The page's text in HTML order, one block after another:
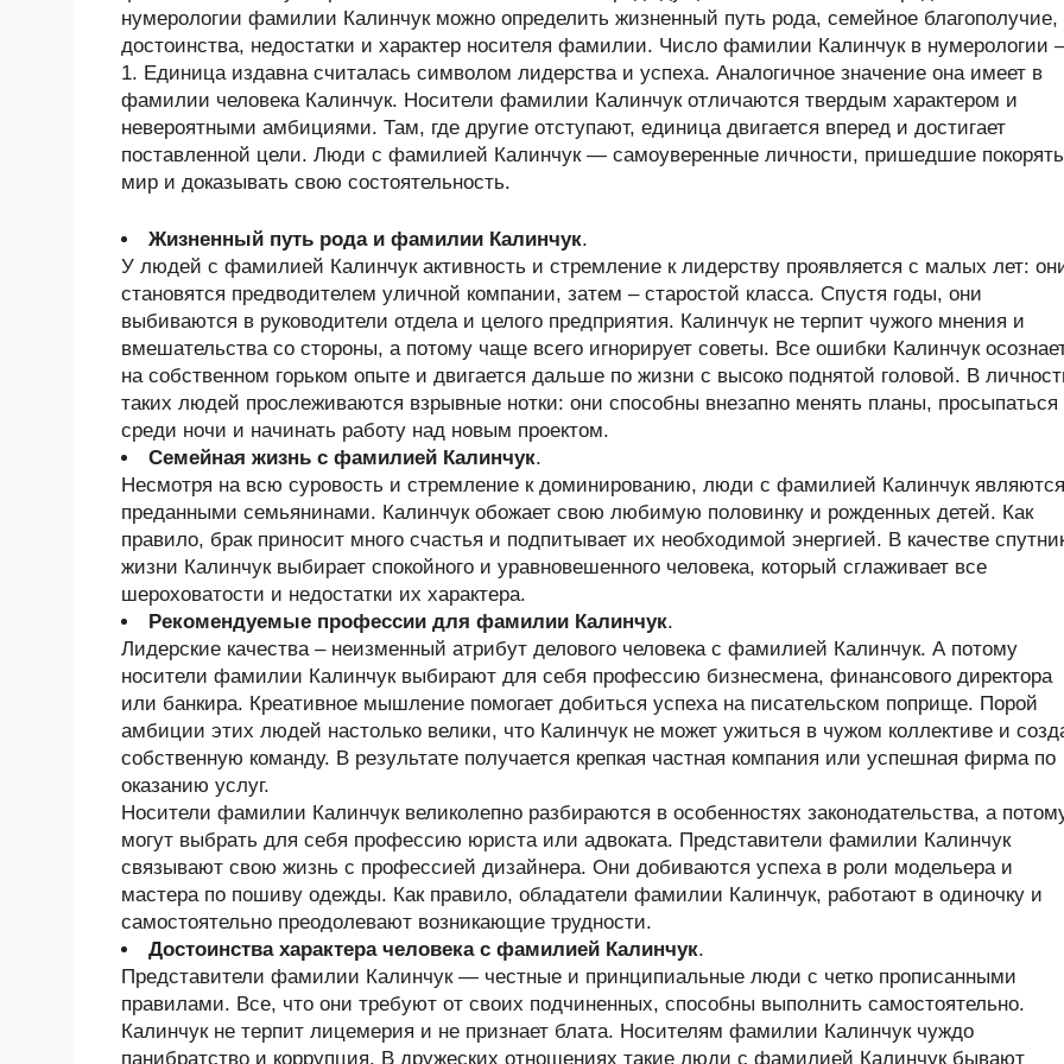
нумерологии фамилии Калинчук можно определить жизненный путь рода, семейное благополучие,
достоинства, недостатки и характер носителя фамилии. Число фамилии Калинчук в нумерологии
1. Единица издавна считалась символом лидерства и успеха. Аналогичное значение она имеет в
фамилии человека Калинчук. Носители фамилии Калинчук отличаются твердым характером и
невероятными амбициями. Там, где другие отступают, единица двигается вперед и достигает
поставленной цели. Люди с фамилией Калинчук — самоуверенные личности, пришедшие покорять
мир и доказывать свою состоятельность.
Жизненный путь рода и фамилии Калинчук.
У людей с фамилией Калинчук активность и стремление к лидерству проявляется с малых лет:
становятся предводителем уличной компании, затем – старостой класса. Спустя годы, они
выбиваются в руководители отдела и целого предприятия. Калинчук не терпит чужого мнения и
вмешательства со стороны, а потому чаще всего игнорирует советы. Все ошибки Калинчук
на собственном горьком опыте и двигается дальше по жизни с высоко поднятой головой. В
таких людей прослеживаются взрывные нотки: они способны внезапно менять планы, просыпаться
среди ночи и начинать работу над новым проектом.
Семейная жизнь с фамилией Калинчук.
Несмотря на всю суровость и стремление к доминированию, люди с фамилией Калинчук являются
преданными семьянинами. Калинчук обожает свою любимую половинку и рожденных детей. Как
правило, брак приносит много счастья и подпитывает их необходимой энергией. В качестве
жизни Калинчук выбирает спокойного и уравновешенного человека, который сглаживает все
шероховатости и недостатки их характера.
Рекомендуемые профессии для фамилии Калинчук.
Лидерские качества – неизменный атрибут делового человека с фамилией Калинчук. А потому
носители фамилии Калинчук выбирают для себя профессию бизнесмена, финансового директора
или банкира. Креативное мышление помогает добиться успеха на писательском поприще. Порой
амбиции этих людей настолько велики, что Калинчук не может ужиться в чужом коллективе и
собственную команду. В результате получается крепкая частная компания или успешная фирма по
оказанию услуг.
Носители фамилии Калинчук великолепно разбираются в особенностях законодательства, а
могут выбрать для себя профессию юриста или адвоката. Представители фамилии Калинчук
связывают свою жизнь с профессией дизайнера. Они добиваются успеха в роли модельера и
мастера по пошиву одежды. Как правило, обладатели фамилии Калинчук, работают в одиночку и
самостоятельно преодолевают возникающие трудности.
Достоинства характера человека с фамилией Калинчук.
Представители фамилии Калинчук — честные и принципиальные люди с четко прописанными
правилами. Все, что они требуют от своих подчиненных, способны выполнить самостоятельно.
Калинчук не терпит лицемерия и не признает блата. Носителям фамилии Калинчук чуждо
панибратство и коррупция. В дружеских отношениях такие люди с фамилией Калинчук бывают